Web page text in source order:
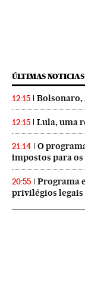
ÚLTIMAS NOTICIAS
12:15 Bolsonaro,
12:15 Lula, uma
21:14
O
impostos para
20:55
Programa
privilégios legais